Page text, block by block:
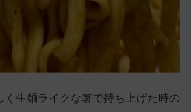
く生麺ライクな箸で持ち上げた時の